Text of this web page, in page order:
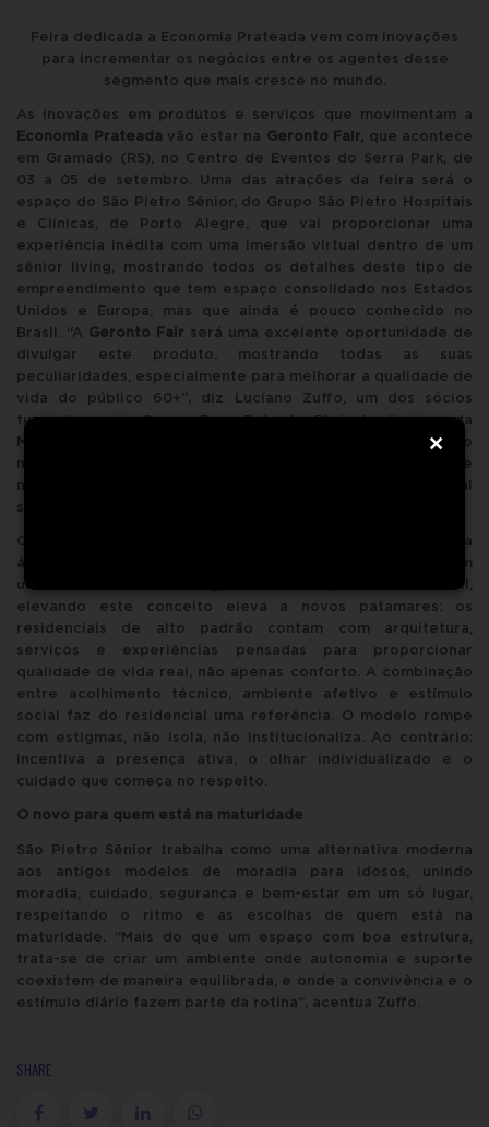
Feira dedicada a Economia Prateada vem com inovações
para incrementar os negócios entre os agentes desse
segmento que mais cresce no mundo.
As inovações em produtos e serviços que movimentam a
Economia Prateada vão estar na Geronto Fair, que acontece
em Gramado (RS), no Centro de Eventos do Serra Park, de
03 a 05 de setembro. Uma das atrações da feira será o
espaço do São Pietro Sênior, do Grupo São Pietro Hospitais
e Clínicas, de Porto Alegre, que vai proporcionar uma
experiência inédita com uma imersão virtual dentro de um
sênior living, mostrando todos os detalhes deste tipo de
empreendimento que tem espaço consolidado nos Estados
Unidos e Europa, mas que ainda é pouco conhecido no
Brasil. “A Geronto Fair será uma excelente oportunidade de
divulgar este produto, mostrando todas as suas
peculiaridades, especialmente para melhorar a qualidade de
vida do público 60+”, diz Luciano Zuffo, um dos sócios
fundadores do Grupo. Para Roberta Pletsch, diretora da
Merkator Feiras e Eventos, promotora da feira, “este é o
nosso foco, oferecer um ambiente que proporcione
negócios para este público, que tem um faturamento anual
somente aqui no país de
Com tradição e experiência no acolhimento e cuidado da
área de saúde, o Grupo São Pietro está investindo em
unidades de Sênior living de maneira pioneira no Brasil,
elevando este conceito eleva a novos patamares: os
residenciais de alto padrão contam com arquitetura,
serviços e experiências pensadas para proporcionar
qualidade de vida real, não apenas conforto. A combinação
entre acolhimento técnico, ambiente afetivo e estímulo
social faz do residencial uma referência. O modelo rompe
com estigmas, não isola, não institucionaliza. Ao contrário:
incentiva a presença ativa, o olhar individualizado e o
cuidado que começa no respeito.
O novo para quem está na maturidade
São Pietro Sênior trabalha como uma alternativa moderna
aos antigos modelos de moradia para idosos, unindo
moradia, cuidado, segurança e bem-estar em um só lugar,
respeitando o ritmo e as escolhas de quem está na
maturidade. “Mais do que um espaço com boa estrutura,
trata-se de criar um ambiente onde autonomia e suporte
coexistem de maneira equilibrada, e onde a convivência e o
estímulo diário fazem parte da rotina”, acentua Zuffo.
SHARE
×